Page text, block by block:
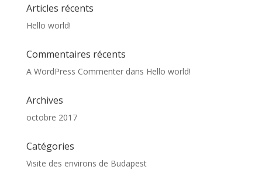
Articles récents
Hello world!
Commentaires récents
A WordPress Commenterdans Hello world!
Archives
octobre 2017
Catégories
Visite des environs de Budapest